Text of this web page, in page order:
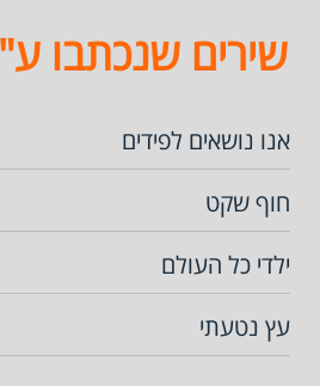
שירים שנכתבו
אנו נושאים לפידים
חוף שקט
ילדי כל העולם
עץ נטעתי